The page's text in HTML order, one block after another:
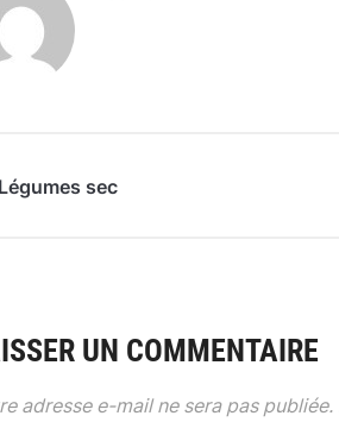
Légumes sec
UN COMMENTAIRE
adresse e-mail ne sera pas publiée.